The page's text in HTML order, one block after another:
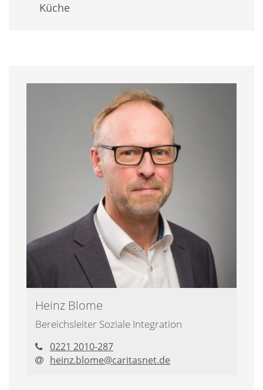
Küche
Heinz Blome
Bereichsleiter Soziale Integration
0221 2010-287
heinz.blome@​caritasnet.de